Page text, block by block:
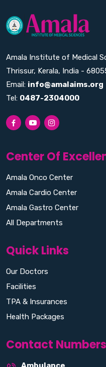
Amala Institute of Medical
Thrissur, Kerala, India -
Email: info@amalaims.org
Tel: 0487-2304000
Center Of
Amala Onco Center
Amala Cardio Center
Amala Gastro Center
All Departments
Quick Links
Our Doctors
Facilities
TPA & Insurances
Health Packages
Contact Numbers